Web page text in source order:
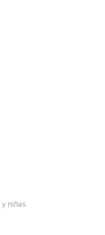
y niñas